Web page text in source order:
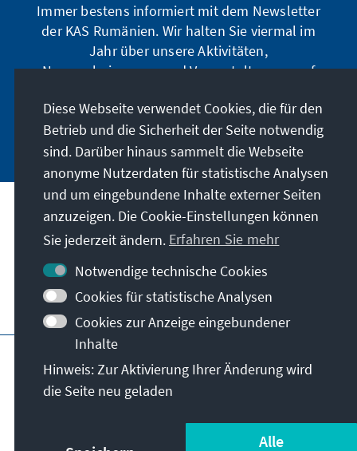
Immer bestens informiert mit dem Newsletter
der KAS Rumänien. Wir halten Sie viermal im
Jahr über unsere Aktivitäten,
Neuerscheinungen und Veranstaltungen auf
Jetzt anmelden
Anschrift
Kontakt
Besuchen Sie auch
Hauptseite der KAS
Nutzungsbedingungen
Erklärung zur Barrierefreiheit
© Konrad-Adenauer-Stiftung e.V. 2026
Diese Webseite verwendet Cookies, die für den
Betrieb und die Sicherheit der Seite notwendig
sind. Darüber hinaus sammelt die Webseite
anonyme Nutzerdaten für statistische Analysen
und um eingebundene Inhalte externer Seiten
anzuzeigen. Die Cookie-Einstellungen können
Sie jederzeit ändern. Erfahren Sie mehr
Notwendige technische Cookies
Cookies für statistische Analysen
Cookies zur Anzeige eingebundener
Inhalte
Hinweis: Zur Aktivierung Ihrer Änderung wird
die Seite neu geladen
Alle